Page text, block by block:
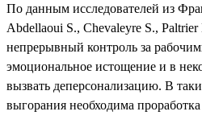
По данным исследователей из
Abdellaoui S., Chevaleyre S.,
непрерывный контроль за
эмоциональное истощение и в
вызвать деперсонализацию. В
выгорания необходима